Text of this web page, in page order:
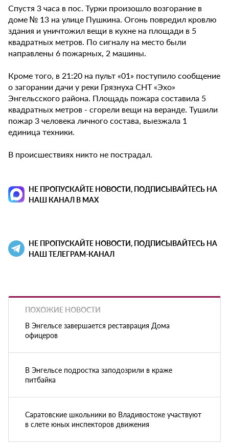
Спустя 3 часа в пос. Турки произошло возгорание в
доме № 13 на улице Пушкина. Огонь повредил кровлю
здания и уничтожил вещи в кухне на площади в 5
квадратных метров. По сигналу на место были
направлены 6 пожарных, 2 машины.
Кроме того, в 21:20 на пульт «01» поступило сообщение
о загорании дачи у реки Грязнуха СНТ «Эхо»
Энгельсского района. Площадь пожара составила 5
квадратных метров - сгорели вещи на веранде. Тушили
пожар 3 человека личного состава, выезжала 1
единица техники.
В происшествиях никто не пострадал.
НЕ ПРОПУСКАЙТЕ НОВОСТИ, ПОДПИСЫВАЙТЕСЬ НА
НАШ КАНАЛ В MAX
НЕ ПРОПУСКАЙТЕ НОВОСТИ, ПОДПИСЫВАЙТЕСЬ НА
НАШ ТЕЛЕГРАМ-КАНАЛ
ПОХОЖИЕ НОВОСТИ
В Энгельсе завершается реставрация Дома
офицеров
В Энгельсе подростка заподозрили в краже
питбайка
Саратовские школьники во Владивостоке участвуют
в слете юных инспекторов движения